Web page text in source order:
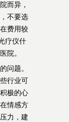
而异，
不要选
费用较
疗仪什
院。
问题。
行业可
极的心
情感方
力，建